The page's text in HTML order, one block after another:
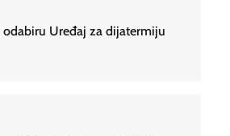
odabiru Uređaj za dijatermiju